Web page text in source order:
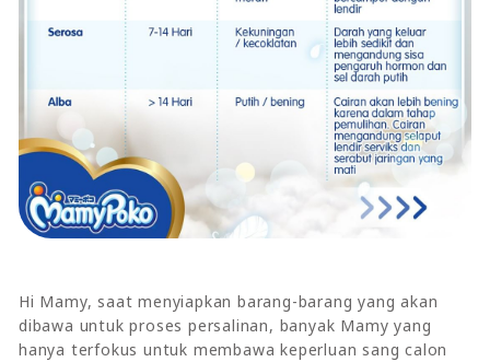
Hi Mamy, saat menyiapkan barang-barang yang akan
dibawa untuk proses persalinan, banyak Mamy yang
hanya terfokus untuk membawa keperluan sang calon